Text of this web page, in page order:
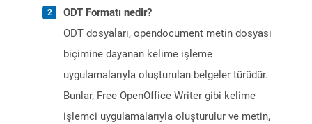
ODT Formatı nedir?
ODT dosyaları, opendocument metin dosyası
biçimine dayanan kelime işleme
uygulamalarıyla oluşturulan belgeler türüdür.
Bunlar, Free OpenOffice Writer gibi kelime
işlemci uygulamalarıyla oluşturulur ve metin,